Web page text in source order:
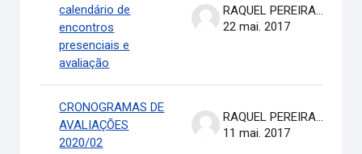
calendário de
encontros
presenciais e
avaliação
RAQUEL PEREIRA DE ARRUDA
22 mai. 2017
CRONOGRAMAS DE
AVALIAÇÕES
2020/02
RAQUEL PEREIRA DE ARRUDA
11 mai. 2017